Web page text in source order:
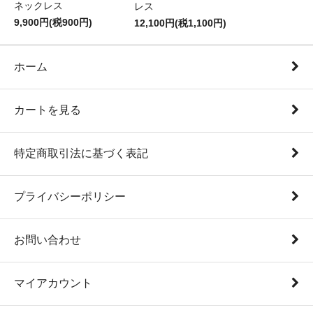
ネックレス
9,900円(税900円)
レス
12,100円(税1,100円)
ホーム
カートを見る
特定商取引法に基づく表記
プライバシーポリシー
お問い合わせ
マイアカウント